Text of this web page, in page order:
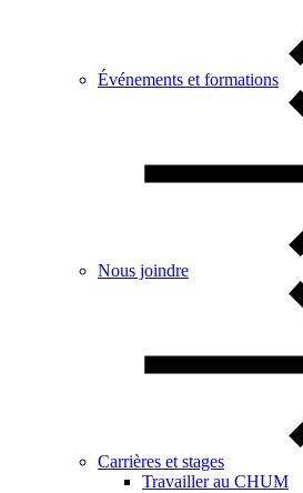
Événements et formations
Nous joindre
Carrières et stages
Travailler au CHUM